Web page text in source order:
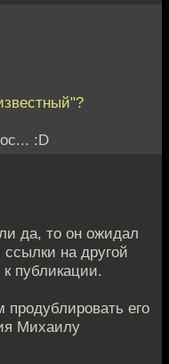
:D
да, то он ожидал
на другой
публикации.
продублировать его
Михаилу